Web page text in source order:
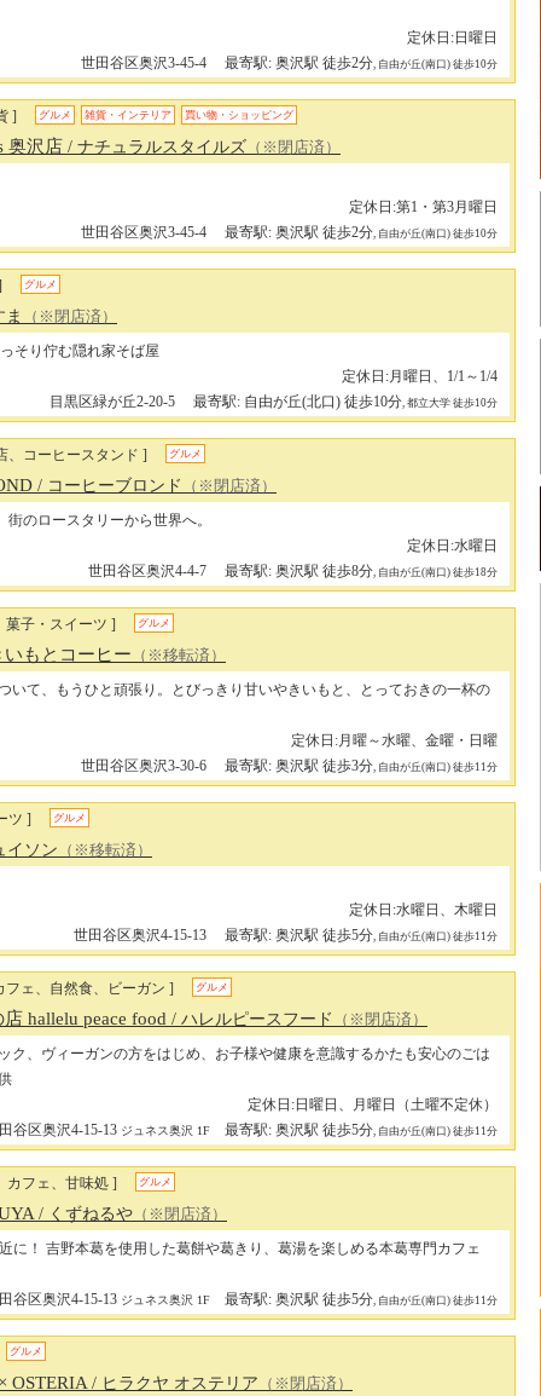
定休日:日曜日
世田谷区奥沢3-45-4
最寄駅: 奥沢駅 徒歩2分, 自由が丘(南口) 徒歩10分
] グルメ 雑貨・インテリア 買い物・ショッピング
奥沢店 / ナチュラルスタイルズ （※閉店済）
定休日:第1・第3月曜日
世田谷区奥沢3-45-4
最寄駅: 奥沢駅 徒歩2分, 自由が丘(南口) 徒歩10分
グルメ
ま
（※閉店済）
そり佇む隠れ家そば屋
定休日:月曜日、1/1～1/4
目黒区緑が丘2-20-5
最寄駅: 自由が丘(北口) 徒歩10分, 都立大学 徒歩10分
、コーヒースタンド ] グルメ
/ コーヒーブロンド
（※閉店済）
街のロースタリーから世界へ。
定休日:水曜日
世田谷区奥沢4-4-7
最寄駅: 奥沢駅 徒歩8分, 自由が丘(南口) 徒歩18分
菓子・スイーツ ] グルメ
もとコーヒー （※移転済）
いて、もうひと頑張り。とびっきり甘いやきいもと、とっておきの一杯の
定休日:月曜～水曜、金曜・日曜
世田谷区奥沢3-30-6
最寄駅: 奥沢駅 徒歩3分, 自由が丘(南口) 徒歩11分
ツ ] グルメ
イソン （※移転済）
定休日:水曜日、木曜日
世田谷区奥沢4-15-13
最寄駅: 奥沢駅 徒歩5分, 自由が丘(南口) 徒歩11分
フェ、自然食、ビーガン ] グルメ
hallelu peace food / ハレルピースフード
（※閉店済）
ク、ヴィーガンの方をはじめ、お子様や健康を意識するかたも安心のごは
定休日:日曜日、月曜日（土曜不定休）
谷区奥沢4-15-13 ジュネス奥沢 1F 最寄駅: 奥沢駅 徒歩5分, 自由が丘(南口) 徒歩11分
カフェ、甘味処 ] グルメ
/ くずねるや （※閉店済）
に！ 吉野本葛を使用した葛餅や葛きり、葛湯を楽しめる本葛専門カフェ
谷区奥沢4-15-13 ジュネス奥沢 1F 最寄駅: 奥沢駅 徒歩5分, 自由が丘(南口) 徒歩11分
グルメ
OSTERIA / ヒラクヤ オステリア （※閉店済）